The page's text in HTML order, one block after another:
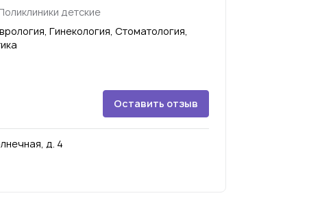
детские
Гинекология, Стоматология,
Оставить отзыв
д. 4